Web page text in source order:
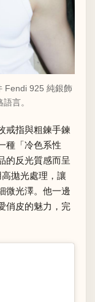
Fendi 925 純銀飾
言。
戒指與粗鍊手鍊
種「冷色系性
的反光質感而呈
拋光處理，讓
微光澤。他一邊
俏皮的魅力，完